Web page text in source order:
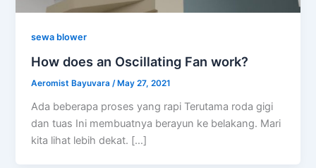
sewa blower
How does an Oscillating Fan work?
Aeromist Bayuvara /May 27, 2021
Ada beberapa proses yang rapi Terutama roda gigi
dan tuas Ini membuatnya berayun ke belakang. Mari
kita lihat lebih dekat. […]